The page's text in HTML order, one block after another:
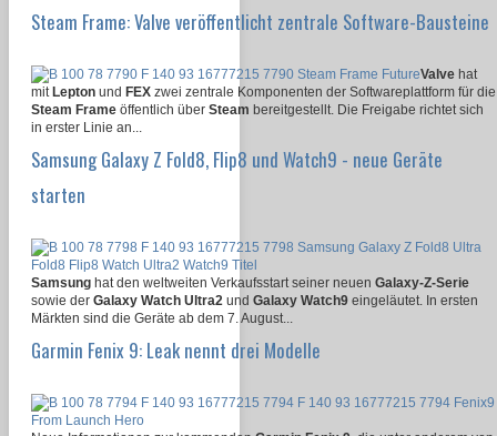
Steam Frame: Valve veröffentlicht zentrale Software-Bausteine
Valve hat
mit Lepton und FEX zwei zentrale Komponenten der Softwareplattform für die
Steam Frame öffentlich über Steam bereitgestellt. Die Freigabe richtet sich
in erster Linie an...
Samsung Galaxy Z Fold8, Flip8 und Watch9 - neue Geräte
starten
Samsung hat den weltweiten Verkaufsstart seiner neuen Galaxy-Z-Serie
sowie der Galaxy Watch Ultra2 und Galaxy Watch9 eingeläutet. In ersten
Märkten sind die Geräte ab dem 7. August...
Garmin Fenix 9: Leak nennt drei Modelle